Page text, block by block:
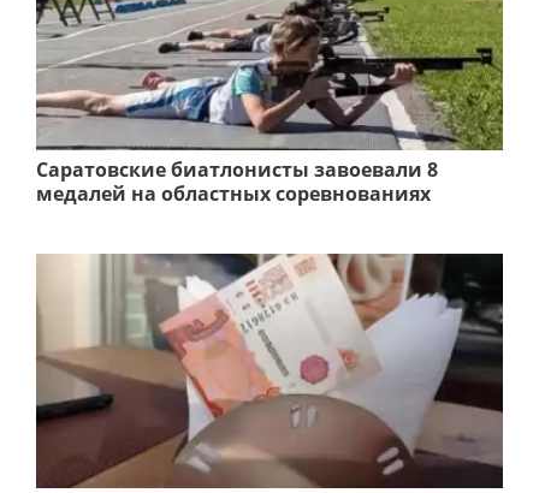
Саратовские биатлонисты завоевали 8
медалей на областных соревнованиях